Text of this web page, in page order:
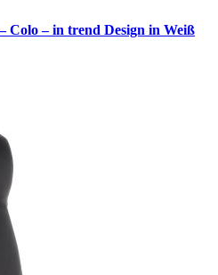
Colo – in trend Design in Weiß